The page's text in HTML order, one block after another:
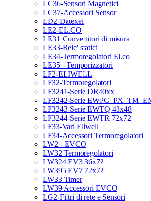
LC36-Sensori Magnetici
LC37-Accessori Sensori
LD2-Datexel
LE2-EL.CO
LE31-Convertitori di misura
LE33-Rele' statici
LE34-Termoregolatori El.co
LE35 - Temporizzatori
LF2-ELIWELL
LF32-Termoregolatori
LF3241-Serie DR40xx
LF3242-Serie
LF3243-Serie EWTQ 48x48
LF3244-Serie EWTR 72x72
LF33-Vari Eliwell
LF34-Accessori Termoregolatori
LW2 - EVCO
LW32 Termoregolatori
LW324 EV3 36x72
LW395 EV7 72x72
LW33 Timer
LW39 Accessori EVCO
LG2-Filtri di rete e Sensori